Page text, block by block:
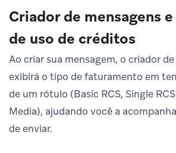
Criador de mensagens
de uso de créditos
Ao criar sua mensagem, o criador
exibirá o tipo de faturamento em
de um rótulo (Basic RCS, Single
Media), ajudando você a
de enviar.